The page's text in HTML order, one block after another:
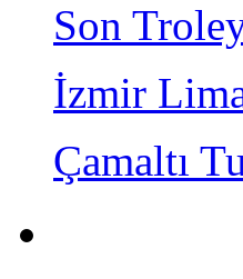
Son
İzmir
Çamaltı